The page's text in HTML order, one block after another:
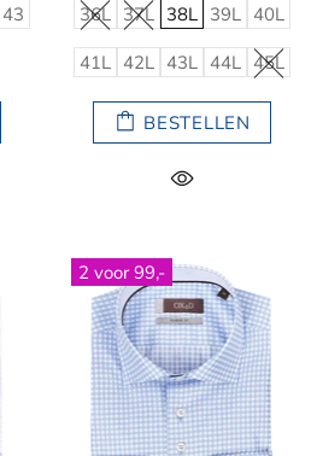
43
36L 37L 38L 39L 40L
41L 42L 43L 44L 45L
BESTELLEN
2 voor 99,-